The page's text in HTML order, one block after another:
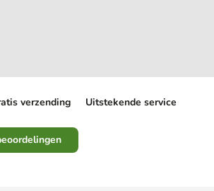
verzending Uitstekende service